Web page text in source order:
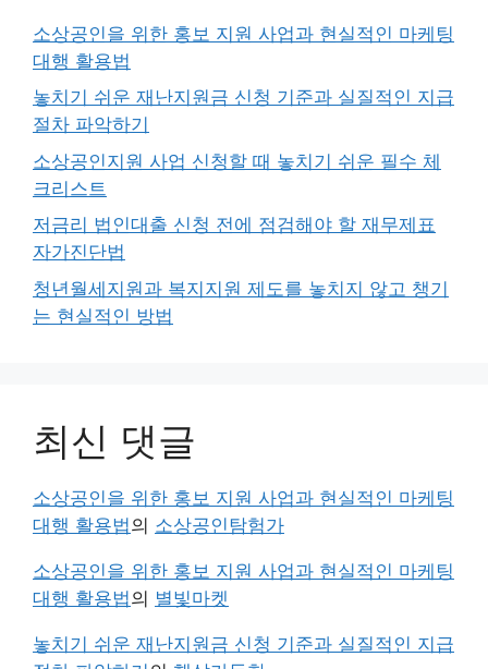
소상공인을 위한 홍보 지원 사업과 현실적인 마케팅
대행 활용법
놓치기 쉬운 재난지원금 신청 기준과 실질적인 지급
절차 파악하기
소상공인지원 사업 신청할 때 놓치기 쉬운 필수 체
크리스트
저금리 법인대출 신청 전에 점검해야 할 재무제표
자가진단법
청년월세지원과 복지지원 제도를 놓치지 않고 챙기
는 현실적인 방법
최신 댓글
소상공인을 위한 홍보 지원 사업과 현실적인 마케팅
대행 활용법의 소상공인탐험가
소상공인을 위한 홍보 지원 사업과 현실적인 마케팅
대행 활용법의 별빛마켓
놓치기 쉬운 재난지원금 신청 기준과 실질적인 지급